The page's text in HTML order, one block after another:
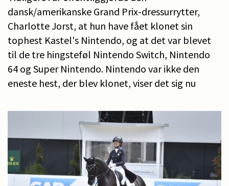
dansk/amerikanske Grand Prix-dressurrytter,
Charlotte Jorst, at hun have fået klonet sin
tophest Kastel's Nintendo, og at det var blevet
til de tre hingsteføl Nintendo Switch, Nintendo
64 og Super Nintendo. Nintendo var ikke den
eneste hest, der blev klonet, viser det sig nu